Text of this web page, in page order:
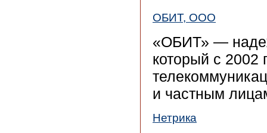
ОБИТ, ООО
«ОБИТ» —
который с 2002
и частным
Нетрика